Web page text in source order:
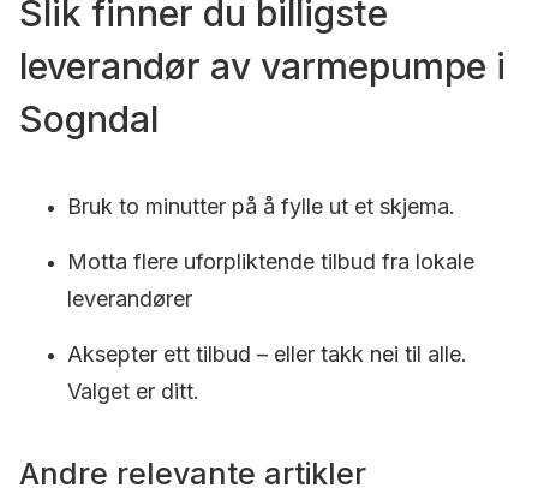
Slik finner du billigste
leverandør av varmepumpe i
Sogndal
Bruk to minutter på å fylle ut et skjema.
Motta flere uforpliktende tilbud fra lokale
leverandører
Aksepter ett tilbud – eller takk nei til alle.
Valget er ditt.
Andre relevante artikler